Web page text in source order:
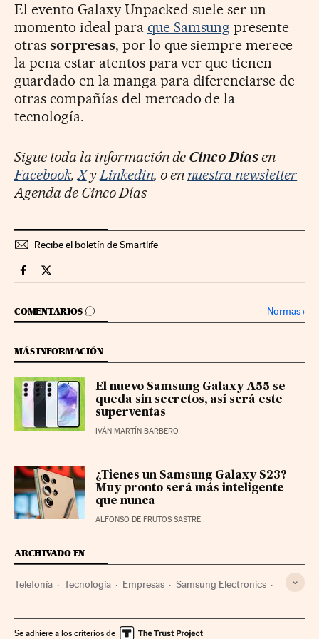
El evento Galaxy Unpacked suele ser un
momento ideal para que Samsung presente
otras sorpresas, por lo que siempre merece
la pena estar atentos para ver que tienen
guardado en la manga para diferenciarse de
otras compañías del mercado de la
tecnología.
Sigue toda la información de Cinco Díasen
Facebook,XyLinkedin, o ennuestra newsletter
Agenda de Cinco Días
Recibe el boletín de Smartlife
Smartlife Cinco Días en Facebook
Smartlife Cinco Días en Twitter
COMENTARIOS
IR A LOS COMENTARIOS Normas›
MÁS INFORMACIÓN
El nuevo Samsung Galaxy A55 se
queda sin secretos, así será este
superventas
IVÁN MARTÍN BARBERO
¿Tienes un Samsung Galaxy S23?
Muy pronto será más inteligente
que nunca
ALFONSO DE FRUTOS SASTRE
ARCHIVADO EN
Telefonía Tecnología Empresas Samsung Electronics
Se adhiere a los criterios de